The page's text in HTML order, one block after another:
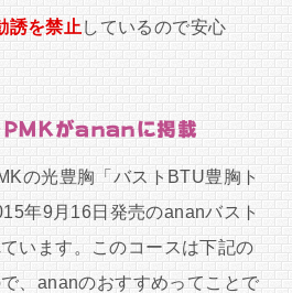
誘を禁止 しているので安心
PMKがananに掲載
の光豊胸「バストBTU豊胸ト
年9月16日発売のananバスト
います。このコースは下記の
、ananのおすすめってことで